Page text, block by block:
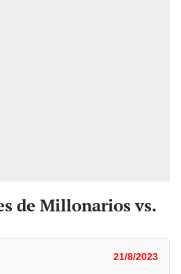
de Millonarios vs.
21/8/2023